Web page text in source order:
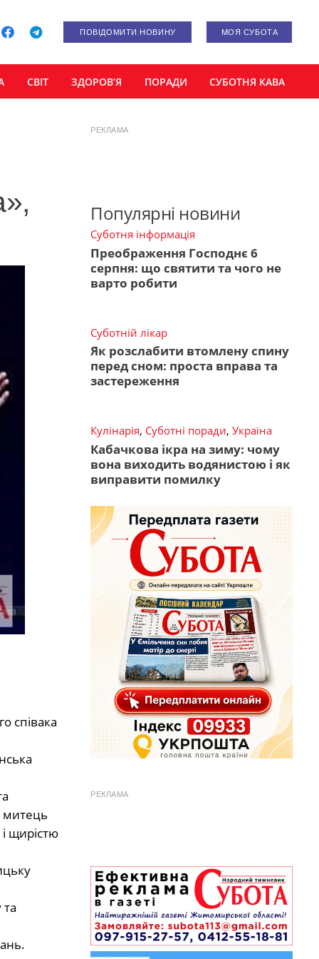
ПОВІДОМИТИ НОВИНУ МОЯ СУБОТА
СВІТ ЗДОРОВ’Я ПОРАДИ СУБОТНЯ КАВА
співака
митець
щирістю
РЕКЛАМА
Популярні новини
Суботня інформація
Преображення Господнє 6
серпня: що святити та чого не
варто робити
Суботній лікар
Як розслабити втомлену спину
перед сном: проста вправа та
застереження
Кулінарія, Суботні поради, Україна
Кабачкова ікра на зиму: чому
вона виходить водянистою і як
виправити помилку
РЕКЛАМА